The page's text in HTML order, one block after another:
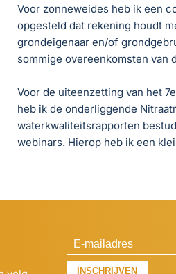
Voor zonneweides heb ik een
opgesteld dat rekening houdt
grondeigenaar en/of
sommige overeenkomsten van
Voor de uiteenzetting van het
heb ik de onderliggende
waterkwaliteitsrapporten
webinars. Hierop heb ik een
INSCHRIJVEN